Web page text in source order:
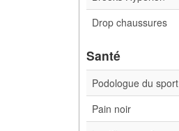
Drop chaussures
Santé
Podologue du sport
Pain noir